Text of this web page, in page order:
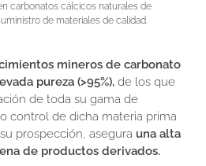
carbonatos cálcicos naturales de
de materiales de calidad.
mineros de carbonato
pureza (>95%),de los que
de toda su gama de
control de dicha materia prima
prospección, asegura una alta
de productos derivados.